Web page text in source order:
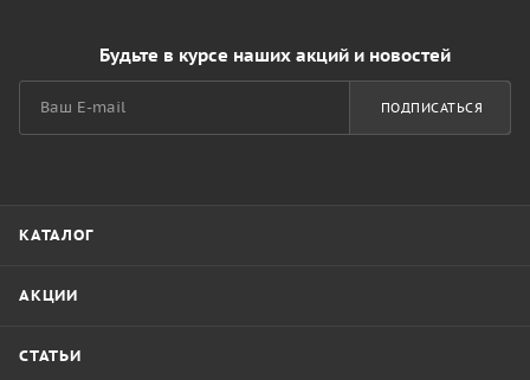
Будьте в курсе наших акций и новостей
ПОДПИСАТЬСЯ
КАТАЛОГ
АКЦИИ
СТАТЬИ